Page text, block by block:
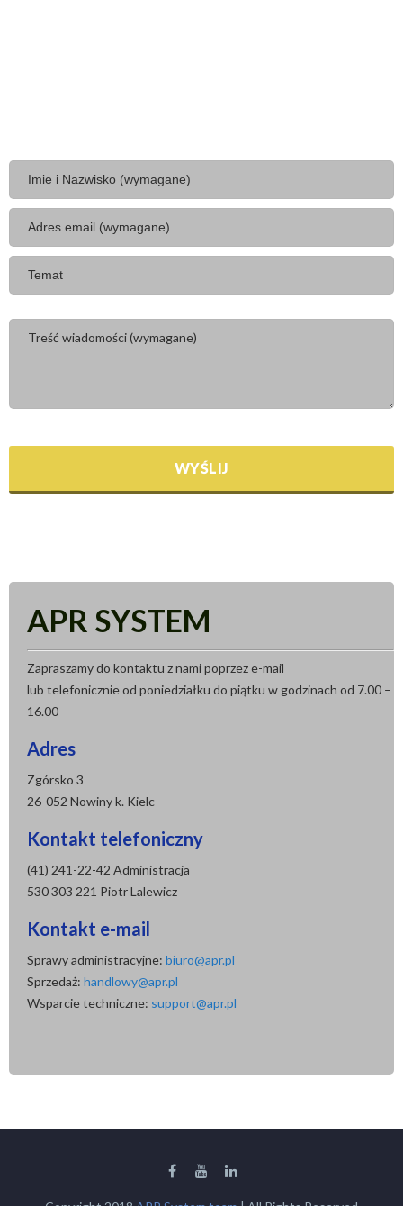
APR SYSTEM
Zapraszamy do kontaktu z nami poprzez e-mail
lub telefonicznie od poniedziałku do piątku w godzinach od 7.00 –
16.00
Adres
Zgórsko 3
26-052 Nowiny k. Kielc
Kontakt telefoniczny
(41) 241-22-42 Administracja
530 303 221 Piotr Lalewicz
Kontakt e-mail
Sprawy administracyjne: biuro@apr.pl
Sprzedaż: handlowy@apr.pl
Wsparcie techniczne: support@apr.pl